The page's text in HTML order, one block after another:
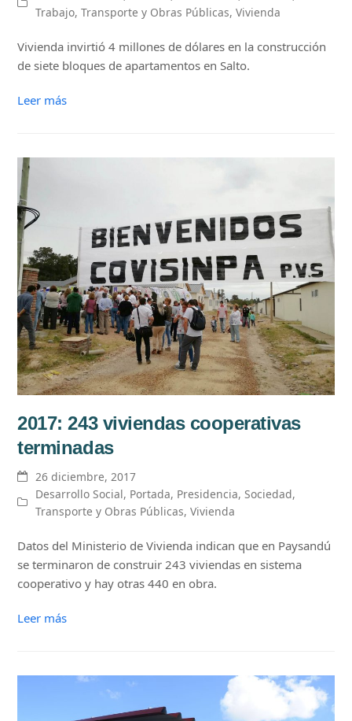
Trabajo,Transporte y Obras Públicas,Vivienda
Vivienda invirtió 4 millones de dólares en la construcción
de siete bloques de apartamentos en Salto.
Leer más
2017: 243 viviendas cooperativas
terminadas
26 diciembre, 2017
Desarrollo Social, Portada, Presidencia, Sociedad,
Transporte y Obras Públicas,Vivienda
Datos del Ministerio de Vivienda indican que en Paysandú
se terminaron de construir 243 viviendas en sistema
cooperativo y hay otras 440 en obra.
Leer más